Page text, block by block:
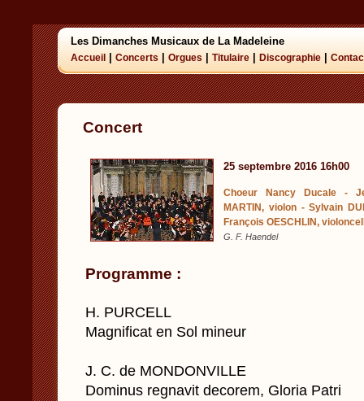
Les Dimanches Musicaux de La Madeleine
Accueil Concerts Orgues Titulaire Discographie
Concert
25 septembre 2016 16h00
Choeur Nancy Ducale -
MARTIN, violon - Sylvain
François OESCHLIN,
G. F. Haendel
Programme :
H. PURCELL
Magnificat en Sol mineur
J. C. de MONDONVILLE
Dominus regnavit decorem, Gloria Patri